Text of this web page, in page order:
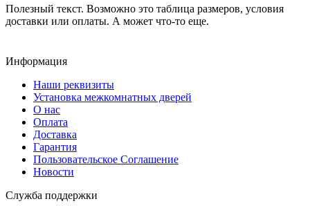
Полезный текст. Возможно это таблица размеров, условия
доставки или оплаты. А может что-то еще.
Информация
Наши реквизиты
Установка межкомнатных дверей
О нас
Оплата
Доставка
Гарантия
Пользовательское Соглашение
Новости
Служба поддержки